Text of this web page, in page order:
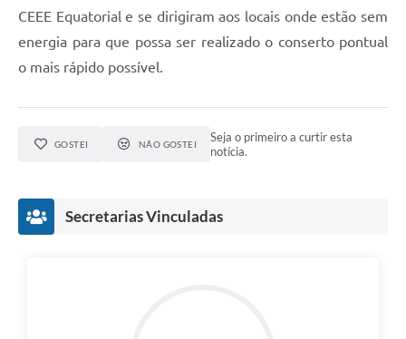
CEEE Equatorial e se dirigiram aos locais onde estão sem
energia para que possa ser realizado o conserto pontual
o mais rápido possível.
GOSTEI NÃO GOSTEI
Seja o primeiro a curtir esta
notícia.
Secretarias Vinculadas